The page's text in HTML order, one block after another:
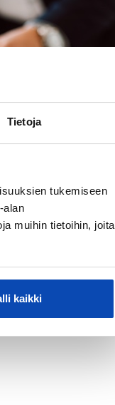
Tietoja
tukemiseen
alan
muihin tietoihin, joita
kaikki